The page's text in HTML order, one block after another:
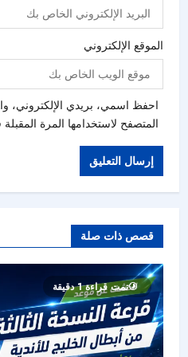
الموقع الإلكتروني
احفظ اسمي، بريدي الإلكتروني،
المتصفح لاستخدامها المرة
قصص ذات صلة
تمت قراءة 1 دقيقة